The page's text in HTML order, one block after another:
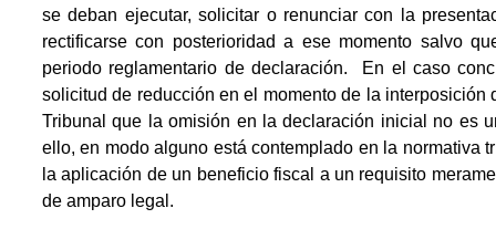
se deban ejecutar, solicitar o renunciar con la
rectificarse con posterioridad a ese momento salvo
periodo reglamentario de declaración.  En el caso
solicitud de reducción en el momento de la interposición
Tribunal que la omisión en la declaración inicial no es
ello, en modo alguno está contemplado en la normativa
la aplicación de un beneficio fiscal a un requisito
de amparo legal.